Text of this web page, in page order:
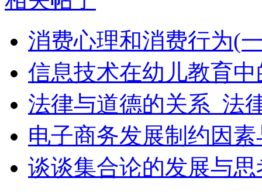
消费心理和消费行为(
信息技术在幼儿教育
法律与道德的关系_法
电子商务发展制约因
谈谈集合论的发展与